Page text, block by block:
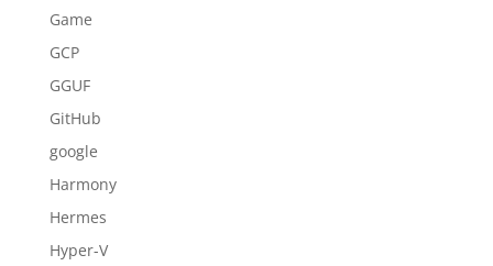
Game
GCP
GGUF
GitHub
google
Harmony
Hermes
Hyper-V